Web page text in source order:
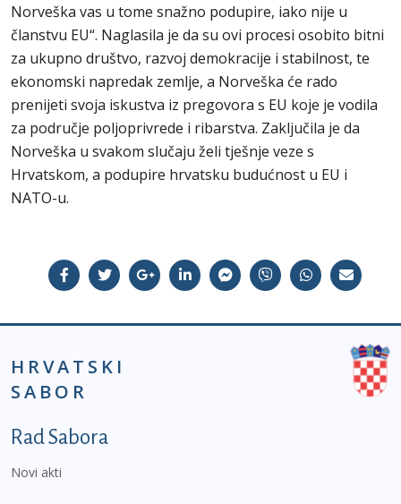
Norveška vas u tome snažno podupire, iako nije u
članstvu EU“. Naglasila je da su ovi procesi osobito bitni
za ukupno društvo, razvoj demokracije i stabilnost, te
ekonomski napredak zemlje, a Norveška će rado
prenijeti svoja iskustva iz pregovora s EU koje je vodila
za područje poljoprivrede i ribarstva. Zaključila je da
Norveška u svakom slučaju želi tješnje veze s
Hrvatskom, a podupire hrvatsku budućnost u EU i
NATO-u.
HRVATSKI
SABOR
Podnožje prvi izbornik
Rad Sabora
Novi akti